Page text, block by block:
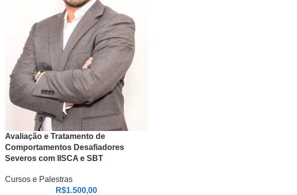
Avaliação e Tratamento de
Comportamentos Desafiadores
Severos com IISCA e SBT
Cursos e Palestras
R$1.500,00